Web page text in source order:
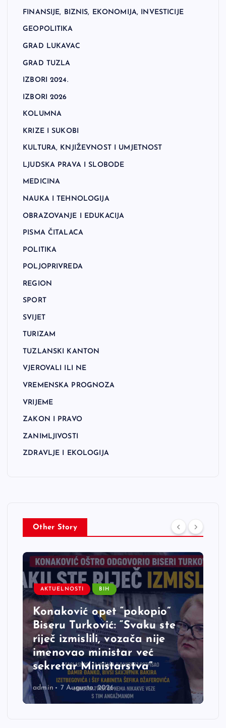
FINANSIJE, BIZNIS, EKONOMIJA, INVESTICIJE
GEOPOLITIKA
GRAD LUKAVAC
GRAD TUZLA
IZBORI 2024.
IZBORI 2026
KOLUMNA
KRIZE I SUKOBI
KULTURA, KNJIŽEVNOST I UMJETNOST
LJUDSKA PRAVA I SLOBODE
MEDICINA
NAUKA I TEHNOLOGIJA
OBRAZOVANJE I EDUKACIJA
PISMA ČITALACA
POLITIKA
POLJOPRIVREDA
REGION
SPORT
SVIJET
TURIZAM
TUZLANSKI KANTON
VJEROVALI ILI NE
VREMENSKA PROGNOZA
VRIJEME
ZAKON I PRAVO
ZANIMLJIVOSTI
ZDRAVLJE I EKOLOGIJA
Other Story
AKTUELNOSTI BIH
Konaković opet “pokopio”
Biseru Turković: “Svaku ste
riječ izmislili, vozača nije
imenovao ministar već
sekretar Ministarstva”
admin 7 Augusta, 2026